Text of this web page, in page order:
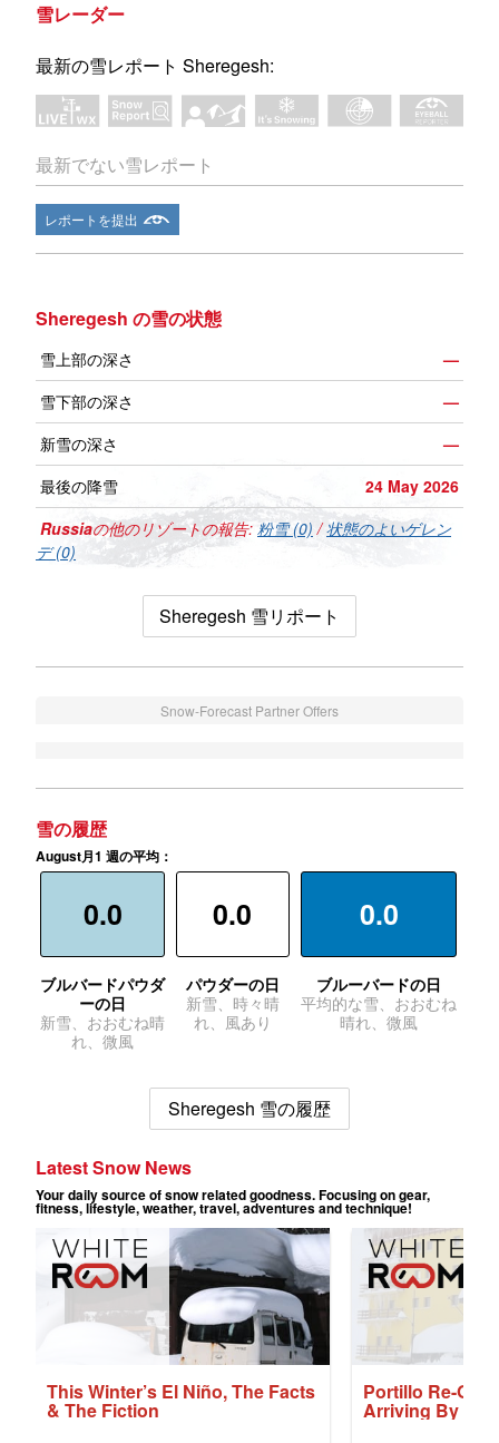
雪レーダー
最新の雪レポート Sheregesh:
最新でない雪レポート
レポートを提出
Sheregesh の雪の状態
雪上部の深さ
—
雪下部の深さ
—
新雪の深さ
—
最後の降雪
24 May 2026
Russiaの他のリゾートの報告: 粉雪 (0) /状態のよいゲレン
デ (0)
Sheregesh 雪リポート
Snow-Forecast Partner Offers
雪の履歴
August月1 週の平均：
0.0
ブルバードパウダ
ーの日
新雪、おおむね晴
れ、微風
0.0
パウダーの日
新雪、時々晴
れ、風あり
0.0
ブルーバードの日
平均的な雪、おおむね
晴れ、微風
Sheregesh 雪の履歴